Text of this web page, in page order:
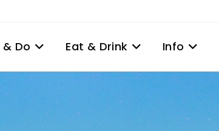
& Do Eat & Drink Info